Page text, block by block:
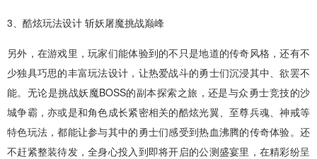
3、酷炫玩法设计 斩妖屠魔挑战巅峰
另外，在游戏里，玩家们能体验到的不只是地道的传奇风格，还有不
少独具巧思的丰富玩法设计，让热爱战斗的勇士们沉浸其中、欲罢不
能。无论是挑战妖魔BOSS的副本探索之旅，还是与众勇士竞技的沙
城争霸，亦或是和角色成长紧密相关的酷炫光翼、至尊兵魂、神戒等
特色玩法，都能让参与其中的勇士们感受到热血沸腾的传奇体验。还
不赶紧整装待发，全身心投入到即将开启的公测盛宴里，在精彩纷呈